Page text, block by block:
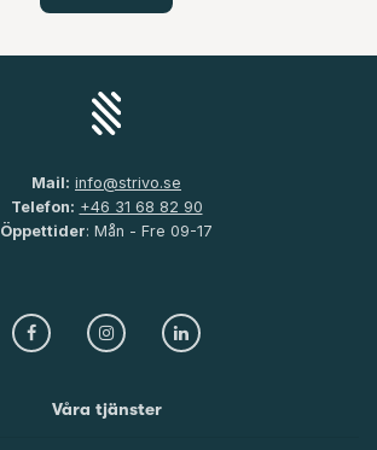
Mail: info@strivo.se
Telefon: +46 31 68 82 90
Öppettider: Mån - Fre 09-17
Våra tjänster